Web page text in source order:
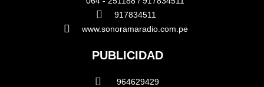
917834511
www.sonoramaradio.com.pe
PUBLICIDAD
964629429